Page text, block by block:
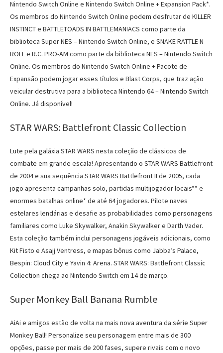
Nintendo Switch Online e Nintendo Switch Online + Expansion Pack*.
Os membros do Nintendo Switch Online podem desfrutar de KILLER
INSTINCT e BATTLETOADS IN BATTLEMANIACS como parte da
biblioteca Super NES – Nintendo Switch Online, e SNAKE RATTLE N
ROLL e R.C. PRO-AM como parte da biblioteca NES – Nintendo Switch
Online. Os membros do Nintendo Switch Online + Pacote de
Expansão podem jogar esses títulos e Blast Corps, que traz ação
veicular destrutiva para a biblioteca Nintendo 64 – Nintendo Switch
Online. Já disponível!
STAR WARS: Battlefront Classic Collection
Lute pela galáxia STAR WARS nesta coleção de clássicos de
combate em grande escala! Apresentando o STAR WARS Battlefront
de 2004 e sua sequência STAR WARS Battlefront II de 2005, cada
jogo apresenta campanhas solo, partidas multijogador locais** e
enormes batalhas online* de até 64 jogadores. Pilote naves
estelares lendárias e desafie as probabilidades como personagens
familiares como Luke Skywalker, Anakin Skywalker e Darth Vader.
Esta coleção também inclui personagens jogáveis ​​adicionais, como
Kit Fisto e Asajj Ventress, e mapas bônus como Jabba’s Palace,
Bespin: Cloud City e Yavin 4: Arena. STAR WARS: Battlefront Classic
Collection chega ao Nintendo Switch em 14 de março.
Super Monkey Ball Banana Rumble
AiAi e amigos estão de volta na mais nova aventura da série Super
Monkey Ball! Personalize seu personagem entre mais de 300
opções, passe por mais de 200 fases, supere rivais com o novo